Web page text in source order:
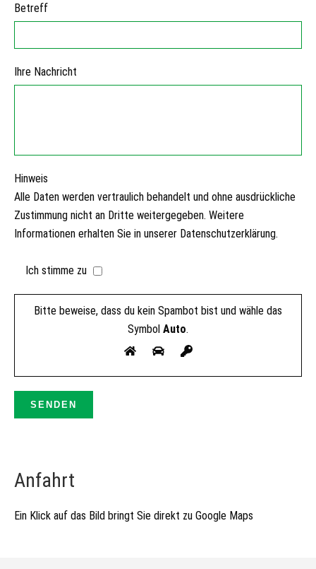
Betreff
Ihre Nachricht
Hinweis
Alle Daten werden vertraulich behandelt und ohne ausdrückliche
Zustimmung nicht an Dritte weitergegeben. Weitere
Informationen erhalten Sie in unserer Datenschutzerklärung.
Ich stimme zu
Bitte beweise, dass du kein Spambot bist und wähle das
Symbol Auto.
Anfahrt
Ein Klick auf das Bild bringt Sie direkt zu Google Maps